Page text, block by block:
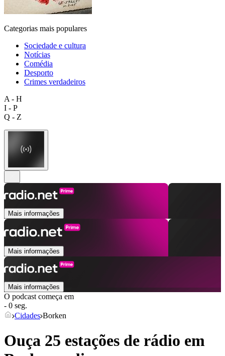
Categorias mais populares
Sociedade e cultura
Notícias
Comédia
Desporto
Crimes verdadeiros
A - H
I - P
Q - Z
Mais informações
Mais informações
Mais informações
O podcast começa em
- 0 seg.
Cidades Borken
Ouça 25 estações de rádio em